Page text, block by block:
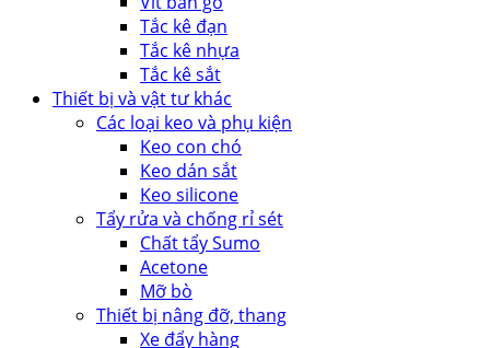
Tắc kê đạn
Tắc kê nhựa
Tắc kê sắt
Thiết bị và vật tư khác
Các loại keo và phụ kiện
Keo con chó
Keo dán sắt
Keo silicone
Tẩy rửa và chống rỉ sét
Chất tẩy Sumo
Acetone
Mỡ bò
Thiết bị nâng đỡ, thang
Xe đẩy hàng